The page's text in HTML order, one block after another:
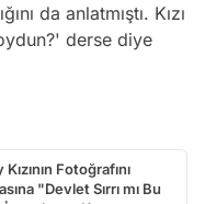
da anlatmıştı. Kızı
derse diye
Fotoğrafını
"Devlet Sırrı mı Bu